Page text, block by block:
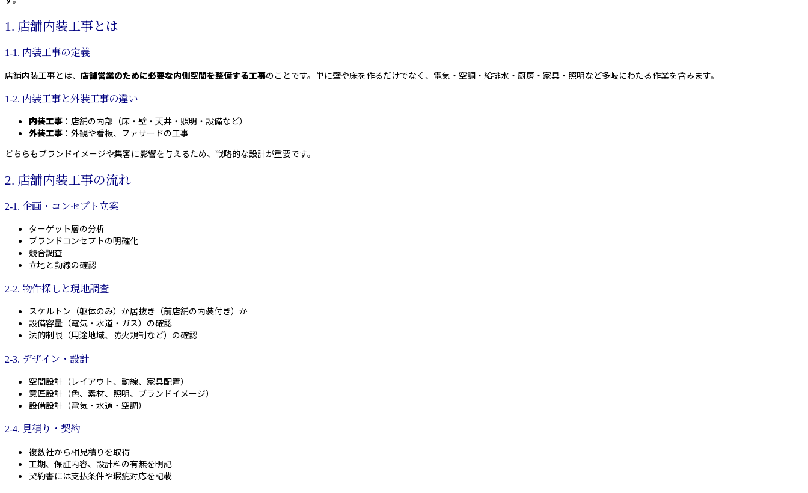
1. 店舗内装工事とは
1-1. 内装工事の定義
店舗内装工事とは、 店舗営業のために必要な内側空間を整備する工事のことです。単に壁や床を作るだけでなく、電気・空調・給排水・厨房・家具・照明など多岐にわたる作業を含みます。
1-2. 内装工事と外装工事の違い
内装工事 ：店舗の内部（床・壁・天井・照明・設備など）
外装工事 ：外観や看板、ファサードの工事
どちらもブランドイメージや集客に影響を与えるため、戦略的な設計が重要です。
2. 店舗内装工事の流れ
2-1. 企画・コンセプト立案
ターゲット層の分析
ブランドコンセプトの明確化
競合調査
立地と動線の確認
2-2. 物件探しと現地調査
スケルトン（躯体のみ）か居抜き（前店舗の内装付き）か
設備容量（電気・水道・ガス）の確認
法的制限（用途地域、防火規制など）の確認
2-3. デザイン・設計
空間設計（レイアウト、動線、家具配置）
意匠設計（色、素材、照明、ブランドイメージ）
設備設計（電気・水道・空調）
2-4. 見積り・契約
複数社から相見積りを取得
工期、保証内容、設計料の有無を明記
契約書には支払条件や瑕疵対応を記載